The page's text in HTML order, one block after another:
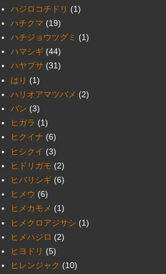
ハジロコチドリ (1)
ハチクマ (19)
ハチジョウツグミ (1)
ハマシギ (44)
ハヤブサ (31)
はり (1)
ハリオアマツバメ (2)
バン (3)
ヒガラ (1)
ヒクイナ (6)
ヒシクイ (3)
ヒドリガモ (2)
ヒバリシギ (6)
ヒメウ (6)
ヒメカモメ (1)
ヒメクロアジサシ (1)
ヒメハジロ (2)
ヒヨドリ (5)
ヒレンジャク (10)